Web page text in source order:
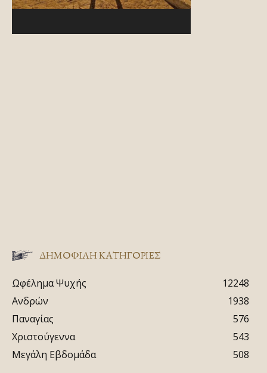
ΔΗΜΟΦΙΛΗ ΚΑΤΗΓΟΡΙΕΣ
Ωφέλημα Ψυχής
12248
Ανδρών
1938
Παναγίας
576
Χριστούγεννα
543
Μεγάλη Εβδομάδα
508